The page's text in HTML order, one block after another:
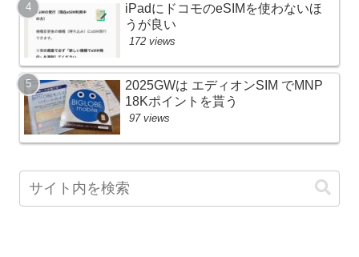
iPadにドコモのeSIMを使わないほ
うが良い
172 views
2025GWは エディオンSIM でMNP
18Kポイントを貰う
97 views